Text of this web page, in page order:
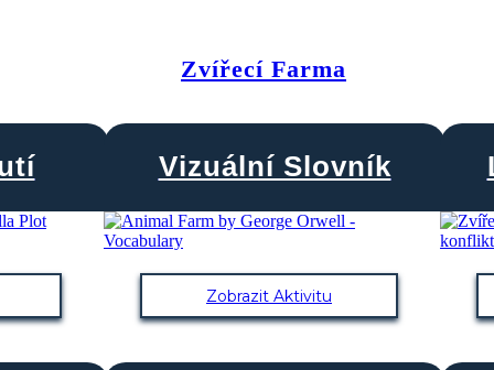
Zvířecí Farma
Vizuální Slovník
Zobrazit Aktivitu